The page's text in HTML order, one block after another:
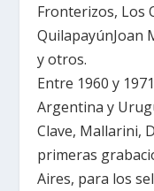
Fronterizos, Los
QuilapayúnJoan
y otros.
Entre 1960 y
Argentina y
Clave, Mallarini,
primeras
Aires, para los